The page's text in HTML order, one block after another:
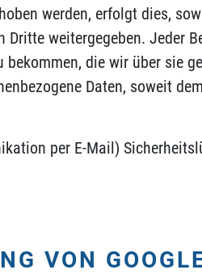
werden, erfolgt dies,
weitergegeben. Jeder
die wir über sie
Daten, soweit
per E-Mail)
VON